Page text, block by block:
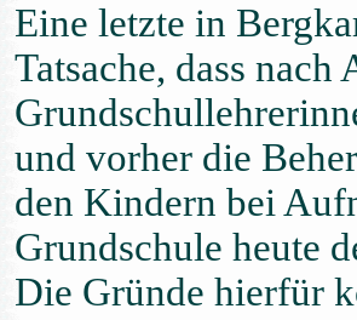
Eine letzte in
Tatsache, dass
und vorher die
den Kindern bei
Grundschule heute
Die Gründe hierfür